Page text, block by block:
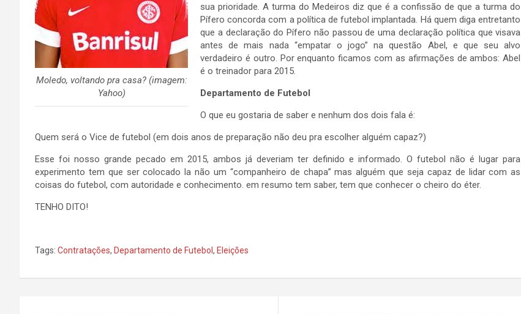
Moledo, voltando pra casa? (imagem:
Yahoo)
sua prioridade. A turma do Medeiros diz que é a confissão de que a turma do
Pífero concorda com a política de futebol implantada. Há quem diga entretanto
que a declaração do Pífero não passou de uma declaração política que visava
antes de mais nada “empatar o jogo” na questão Abel, e que seu alvo
verdadeiro é outro. Por enquanto ficamos com as afirmações de ambos: Abel
é o treinador para 2015.
Departamento de Futebol
O que eu gostaria de saber e nenhum dos dois fala é:
Quem será o Vice de futebol (em dois anos de preparação não deu pra escolher alguém capaz?)
Esse foi nosso grande pecado em 2015, ambos já deveriam ter definido e informado. O futebol não é lugar para
experimento tem que ser colocado la não um “companheiro de chapa” mas alguém que seja capaz de lidar com as
coisas do futebol, com autoridade e conhecimento. em resumo tem saber, tem que conhecer o cheiro do éter.
TENHO DITO!
Tags: Contratações, Departamento de Futebol , Eleições